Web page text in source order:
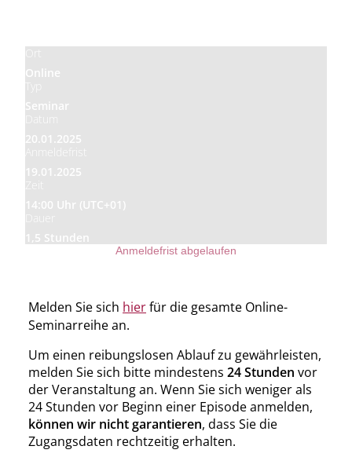
Online
Seminar
20.01.2025
19.01.2025
14:00 Uhr (UTC+01)
1,5 Stunden
Anmeldefrist abgelaufen
Melden Sie sich hierfür die gesamte Online-
Seminarreihe an.
Um einen reibungslosen Ablauf zu gewährleisten,
melden Sie sich bitte mindestens 24 Stunden vor
der Veranstaltung an. Wenn Sie sich weniger als
24 Stunden vor Beginn einer Episode anmelden,
können wir nicht garantieren, dass Sie die
Zugangsdaten rechtzeitig erhalten.